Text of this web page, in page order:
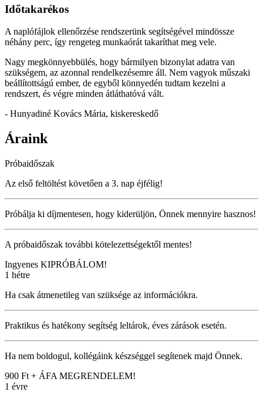
Időtakarékos
A naplófájlok ellenőrzése rendszerünk segítségével mindössze
néhány perc, így rengeteg munkaórát takaríthat meg vele.
Nagy megkönnyebbülés, hogy bármilyen bizonylat adatra van
szükségem, az azonnal rendelkezésemre áll. Nem vagyok műszaki
beállítottságú ember, de egyből könnyedén tudtam kezelni a
rendszert, és végre minden átláthatóvá vált.
- Hunyadiné Kovács Mária, kiskereskedő
Áraink
Próbaidőszak
Az első feltöltést követően a 3. nap éjfélig!
Próbálja ki díjmentesen, hogy kiderüljön, Önnek mennyire hasznos!
A próbaidőszak további kötelezettségektől mentes!
Ingyenes KIPRÓBÁLOM!
1 hétre
Ha csak átmenetileg van szüksége az információkra.
Praktikus és hatékony segítség leltárok, éves zárások esetén.
Ha nem boldogul, kollégáink készséggel segítenek majd Önnek.
900 Ft + ÁFA MEGRENDELEM!
1 évre